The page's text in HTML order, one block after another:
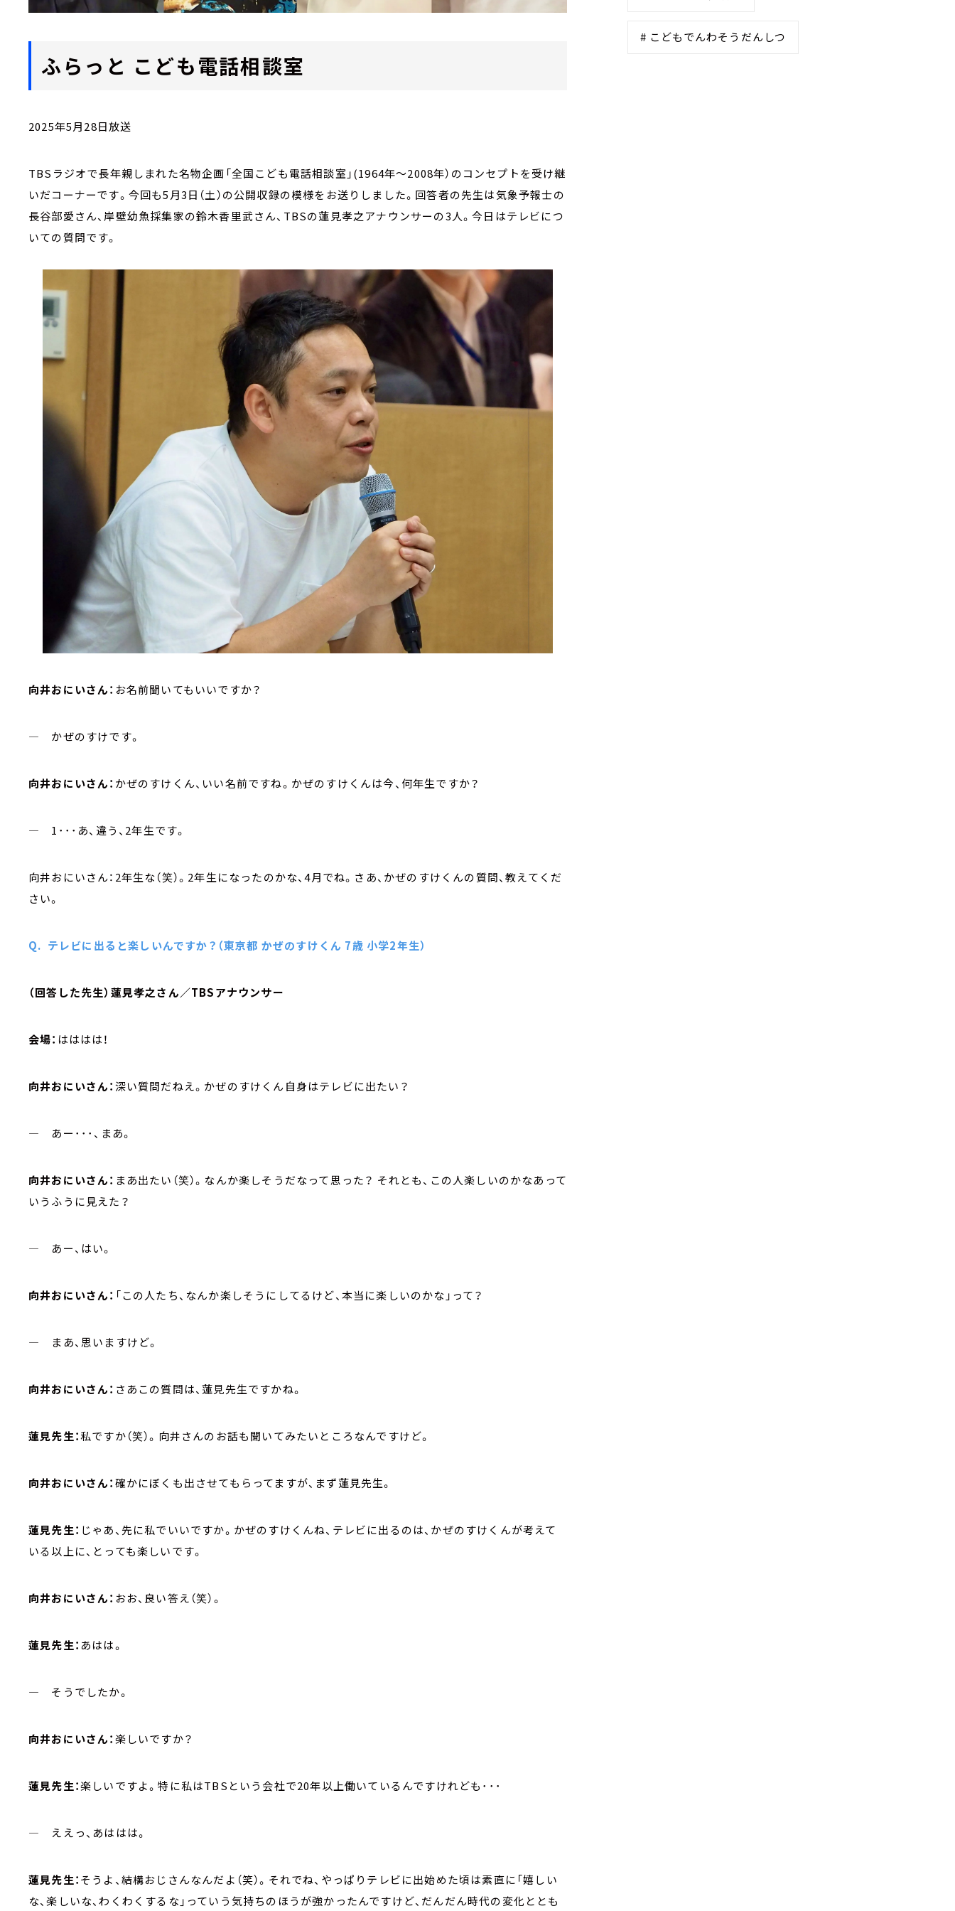
ふらっと こども電話相談室
2025年5月28日放送
TBSラジオで長年親しまれた名物企画「全国こども電話相談室」(1964年～2008年）のコンセプトを受け継
いだコーナーです。今回も5月3日（土）の公開収録の模様をお送りしました。回答者の先生は気象予報士の
長谷部愛さん、岸壁幼魚採集家の鈴木香里武さん、TBSの蓮見孝之アナウンサーの3人。今日はテレビにつ
いての質問です。
向井おにいさん： お名前聞いてもいいですか？
― かぜのすけです。
向井おにいさん： かぜのすけくん、いい名前ですね。かぜのすけくんは今、何年生ですか？
― 1･･･あ、違う、2年生です。
向井おにいさん：2年生な（笑）。2年生になったのかな、4月でね。さあ、かぜのすけくんの質問、教えてくだ
さい。
Q. テレビに出ると楽しいんですか？（東京都 かぜのすけくん 7歳 小学2年生）
（回答した先生）蓮見孝之さん／TBSアナウンサー
会場： はははは！
向井おにいさん：深い質問だねえ。かぜのすけくん自身はテレビに出たい？
― あー･･･、まあ。
向井おにいさん： まあ出たい（笑）。なんか楽しそうだなって思った？ それとも、この人楽しいのかなあって
いうふうに見えた？
― あー、はい。
向井おにいさん： 「この人たち、なんか楽しそうにしてるけど、本当に楽しいのかな」って？
― まあ、思いますけど。
向井おにいさん： さあこの質問は、蓮見先生ですかね。
蓮見先生：私ですか（笑）。向井さんのお話も聞いてみたいところなんですけど。
向井おにいさん：確かにぼくも出させてもらってますが、まず蓮見先生。
蓮見先生： じゃあ、先に私でいいですか。かぜのすけくんね、テレビに出るのは、かぜのすけくんが考えて
いる以上に、とっても楽しいです。
向井おにいさん： おお、良い答え（笑）。
蓮見先生： あはは。
― そうでしたか。
向井おにいさん：楽しいですか？
蓮見先生：楽しいですよ。特に私はTBSという会社で20年以上働いているんですけれども･･･
― ええっ、あははは。
蓮見先生：そうよ、結構おじさんなんだよ（笑）。それでね、やっぱりテレビに出始めた頃は素直に「嬉しい
な、楽しいな、わくわくするな」っていう気持ちのほうが強かったんですけど、だんだん時代の変化ととも
# こどもでんわそうだんしつ